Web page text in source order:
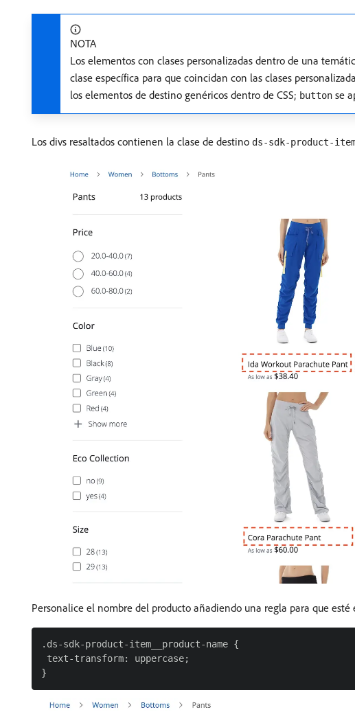
NOTA
Los elementos con clases personalizadas dentro de una
clase específica para que coincidan con las clases
los elementos de destino genéricos dentro de CSS; button se
Los divs resaltados contienen la clase de destino ds-sdk-product-
Personalice el nombre del producto añadiendo una regla para que esté
.ds-sdk-product-item__product-name {
text-transform: uppercase;